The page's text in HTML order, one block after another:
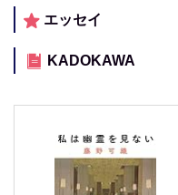
エッセイ
KADOKAWA